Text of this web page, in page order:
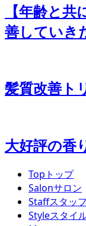
【年齢と
善していき
髪質改善ト
大好評の香
Top トップ
Salonサロン
Staffスタッフ
Styleスタイ